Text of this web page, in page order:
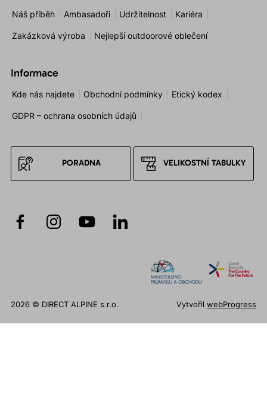
Náš příběh Ambasadoři Udržitelnost Kariéra
Zakázková výroba Nejlepší outdoorové oblečení
Informace
Kde nás najdete Obchodní podmínky Etický kodex
GDPR – ochrana osobních údajů
PORADNA VELIKOSTNÍ TABULKY
2026 © DIRECT ALPINE s.r.o. VytvořilwebProgress